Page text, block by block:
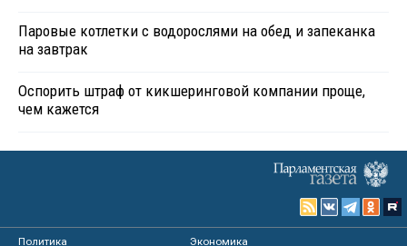
Паровые котлетки с водорослями на обед и запеканка
на завтрак
Оспорить штраф от кикшеринговой компании проще,
чем кажется
Политика
Экономика